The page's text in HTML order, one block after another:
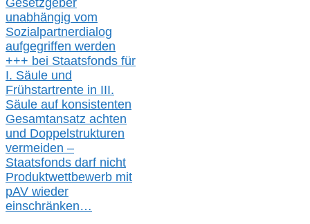
Gesetzgeber
unabhängig vom
Sozialpartnerdialog
aufgegriffen werden
+++ bei Staatsfonds für
I. Säule und
Frühstartrente in III.
Säule auf konsistenten
Gesamtansatz achten
und Doppelstrukturen
vermeiden –
Staatsfonds darf nicht
Produktwettbewerb mit
pAV wieder
einschränken…